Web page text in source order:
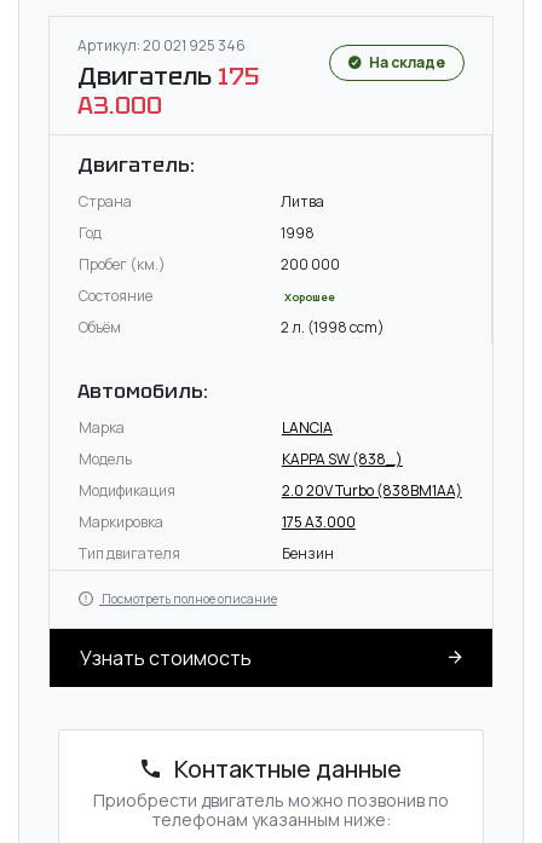
Артикул: 20 021 925 346
Двигатель 175
A3.000
На складе
Двигатель:
Страна
Литва
Год
1998
Пробег (км.)
200 000
Состояние
Хорошее
Объём 2 л. (1998 ccm)
Автомобиль:
Марка
LANCIA
Модель
KAPPA SW (838_)
Модификация
2.0 20V Turbo (838BM1AA)
Маркировка
175 A3.000
Тип двигателя
Бензин
Посмотреть полное описание
Узнать стоимость
Контактные данные
Приобрести двигатель можно позвонив по
телефонам указанным ниже: